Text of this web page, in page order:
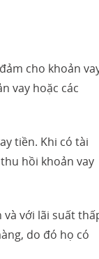
cho khoản
vay hoặc các
tiền. Khi có tài
hồi khoản vay
với lãi suất
do đó họ có